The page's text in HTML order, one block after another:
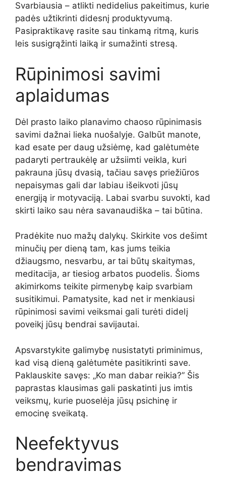
Svarbiausia – atlikti nedidelius pakeitimus, kurie
padės užtikrinti didesnį produktyvumą.
Pasipraktikavę rasite sau tinkamą ritmą, kuris
leis susigrąžinti laiką ir sumažinti stresą.
Rūpinimosi savimi
aplaidumas
Dėl prasto laiko planavimo chaoso rūpinimasis
savimi dažnai lieka nuošalyje. Galbūt manote,
kad esate per daug užsiėmę, kad galėtumėte
padaryti pertraukėlę ar užsiimti veikla, kuri
pakrauna jūsų dvasią, tačiau savęs priežiūros
nepaisymas gali dar labiau išeikvoti jūsų
energiją ir motyvaciją. Labai svarbu suvokti, kad
skirti laiko sau nėra savanaudiška – tai būtina.
Pradėkite nuo mažų dalykų. Skirkite vos dešimt
minučių per dieną tam, kas jums teikia
džiaugsmo, nesvarbu, ar tai būtų skaitymas,
meditacija, ar tiesiog arbatos puodelis. Šioms
akimirkoms teikite pirmenybę kaip svarbiam
susitikimui. Pamatysite, kad net ir menkiausi
rūpinimosi savimi veiksmai gali turėti didelį
poveikį jūsų bendrai savijautai.
Apsvarstykite galimybę nusistatyti priminimus,
kad visą dieną galėtumėte pasitikrinti save.
Paklauskite savęs: „Ko man dabar reikia?” Šis
paprastas klausimas gali paskatinti jus imtis
veiksmų, kurie puoselėja jūsų psichinę ir
emocinę sveikatą.
Neefektyvus
bendravimas